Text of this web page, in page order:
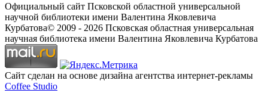
Официальный сайт Псковской областной универсальной
научной библиотеки имени Валентина Яковлевича
Курбатова© 2009 - 2026 Псковская областная универсальная
научная библиотека имени Валентина Яковлевича Курбатова
Сайт сделан на основе дизайна агентства интернет-рекламы
Coffee Studio